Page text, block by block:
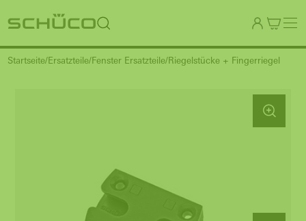
Startseite Ersatzteile Fenster Ersatzteile Riegelstücke + Fingerriegel